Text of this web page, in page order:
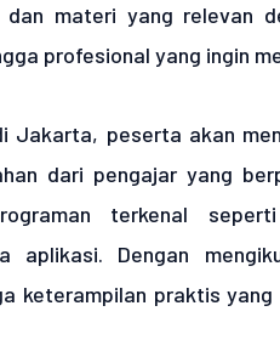
materi yang relevan
profesional yang ingin
Jakarta, peserta akan
dari pengajar yang
terkenal
aplikasi. Dengan
keterampilan praktis